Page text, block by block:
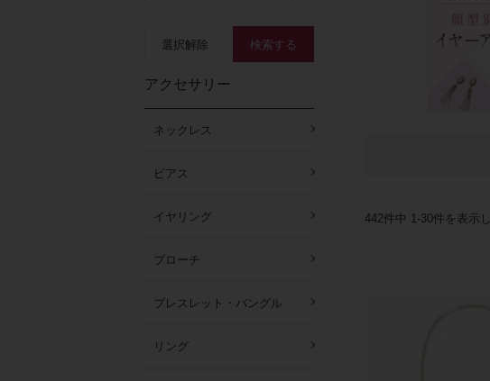
アクセサリー
ネックレス
ピアス
イヤリング
ブローチ
ブレスレット・バングル
リング
442件中 1 -30